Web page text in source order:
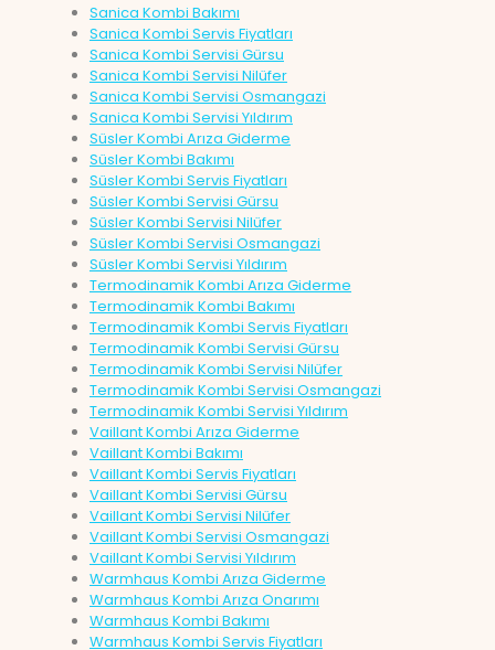
Sanica Kombi Bakımı
Sanica Kombi Servis Fiyatları
Sanica Kombi Servisi Gürsu
Sanica Kombi Servisi Nilüfer
Sanica Kombi Servisi Osmangazi
Sanica Kombi Servisi Yıldırım
Süsler Kombi Arıza Giderme
Süsler Kombi Bakımı
Süsler Kombi Servis Fiyatları
Süsler Kombi Servisi Gürsu
Süsler Kombi Servisi Nilüfer
Süsler Kombi Servisi Osmangazi
Süsler Kombi Servisi Yıldırım
Termodinamik Kombi Arıza Giderme
Termodinamik Kombi Bakımı
Termodinamik Kombi Servis Fiyatları
Termodinamik Kombi Servisi Gürsu
Termodinamik Kombi Servisi Nilüfer
Termodinamik Kombi Servisi Osmangazi
Termodinamik Kombi Servisi Yıldırım
Vaillant Kombi Arıza Giderme
Vaillant Kombi Bakımı
Vaillant Kombi Servis Fiyatları
Vaillant Kombi Servisi Gürsu
Vaillant Kombi Servisi Nilüfer
Vaillant Kombi Servisi Osmangazi
Vaillant Kombi Servisi Yıldırım
Warmhaus Kombi Arıza Giderme
Warmhaus Kombi Arıza Onarımı
Warmhaus Kombi Bakımı
Warmhaus Kombi Servis Fiyatları